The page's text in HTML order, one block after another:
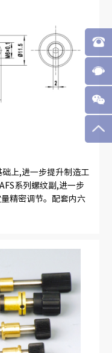
上,进一步提升制造工
系列螺纹副,进一步
精密调节。配套内六